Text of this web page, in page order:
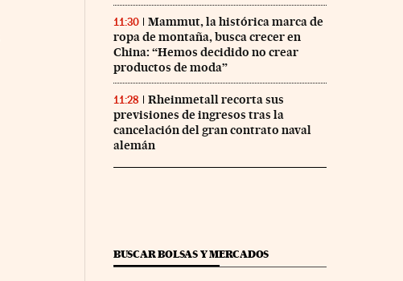
11:30
Mammut, la histórica marca de
ropa de montaña, busca crecer en
China: “Hemos decidido no crear
productos de moda”
11:28
Rheinmetall recorta sus
previsiones de ingresos tras la
cancelación del gran contrato naval
alemán
BUSCAR BOLSAS Y MERCADOS